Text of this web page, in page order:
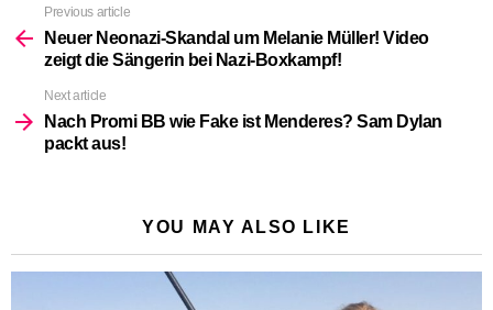
more
Previous article
Neuer Neonazi-Skandal um Melanie Müller! Video
zeigt die Sängerin bei Nazi-Boxkampf!
Next article
Nach Promi BB wie Fake ist Menderes? Sam Dylan
packt aus!
YOU MAY ALSO LIKE